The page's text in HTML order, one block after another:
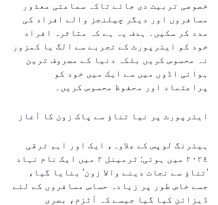
خصوصی تربیت دی جائے تاکہ سماعتی معذور
مسافروں اور دیگر چیلنجز والے افراد کی
مدد کر سکیں۔ ہدف یہ ہے کہ متاثرہ افراد
خود کو ایئرپورٹ کے تجربے سے الگ یا کمزور
نہ محسوس کریں بلکہ دنیا کے مصروف ترین
ہوائی اڈوں میں سے ایک میں خود کو
پراعتماد اور محفوظ محسوس کریں۔
ایئرپورٹ پر نیا تناؤ سے پاک زون کا آغاز
ہیئرنگ لوپس کے علاوہ، ایک اور اہم ترقی
٢٠٢٤ میں ہوئی: ٹرمینل ٢ میں ایک نام نہاد
'تناؤ سے نجات دینے والا زون' بنایا گیا،
جسے خاص طور پر زیادہ حساس مسافروں کے لئے
ڈیزائن کیا گیا جیسے کہ آٹزم، بصری